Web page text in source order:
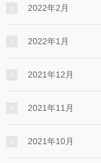
2022年2月
2022年1月
2021年12月
2021年11月
2021年10月